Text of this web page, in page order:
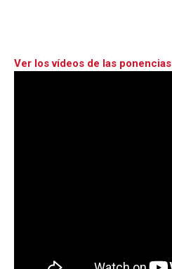
Ver los vídeos de las ponencias